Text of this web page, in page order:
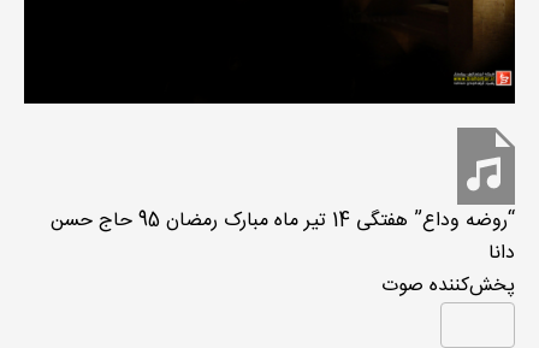
“روضه وداع” هفتگی 14 تیر ماه مبارک رمضان 95
حاج حسن
دانا
پخش‌کننده صوت